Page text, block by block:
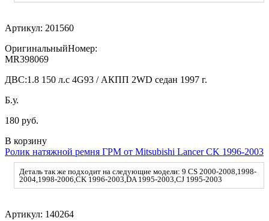
Артикул: 201560
ОригинальныйНомер:
MR398069
ДВС:1.8 150 л.с 4G93 / АКПП 2WD седан 1997 г.
Б.у.
180 руб.
В корзину
Ролик натяжной ремня ГРМ от Mitsubishi Lancer CK 1996-2003
Деталь так же подходит на следующие модели: 9 CS 2000-2008,1998-
2004,1998-2006,CK 1996-2003,DA 1995-2003,CJ 1995-2003
Артикул: 140264